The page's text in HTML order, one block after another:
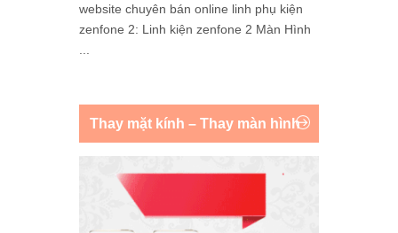
website chuyên bán online linh phụ kiện
zenfone 2: Linh kiện zenfone 2 Màn Hình
Thay mặt kính – Thay màn hình